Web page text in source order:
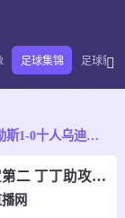
足球集锦 足球新闻
赛季收官！那不勒斯1-0十人乌迪内斯锁定第二 丁丁助攻霍伊伦制胜
赛季收官！那不勒斯1-0十人乌迪内斯锁定第二 丁丁助攻霍伊伦制胜
网